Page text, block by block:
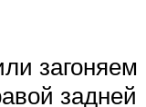
загоняем
задней